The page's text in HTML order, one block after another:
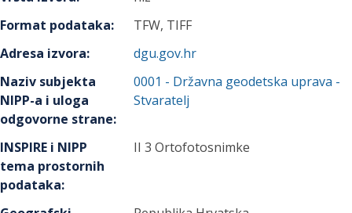
Format podataka:
TFW, TIFF
Adresa izvora:
dgu.gov.hr
Naziv subjekta
NIPP-a i uloga
odgovorne strane:
0001 - Državna geodetska uprava -
Stvaratelj
INSPIRE i NIPP
tema prostornih
podataka:
II 3 Ortofotosnimke